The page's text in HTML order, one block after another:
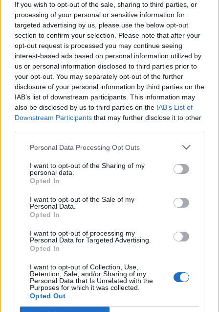
If you wish to opt-out of the sale, sharing to third parties, or
processing of your personal or sensitive information for
targeted advertising by us, please use the below opt-out
section to confirm your selection. Please note that after your
opt-out request is processed you may continue seeing
interest-based ads based on personal information utilized by
us or personal information disclosed to third parties prior to
your opt-out. You may separately opt-out of the further
disclosure of your personal information by third parties on the
IAB’s list of downstream participants. This information may
also be disclosed by us to third parties on the IAB’s List of
Downstream Participants that may further disclose it to other
Personal Data Processing Opt Outs
I want to opt-out of the Sharing of my
personal data.
Opted In
I want to opt-out of the Sale of my
Personal Data.
Opted In
I want to opt-out of processing my
Personal Data for Targeted Advertising.
Opted In
I want to opt-out of Collection, Use,
Retention, Sale, and/or Sharing of my
Personal Data that Is Unrelated with the
Purposes for which it was collected.
Opted Out
2025. szeptember 08., hétfő
Septemberfest puliszkával,
főzőversennyel